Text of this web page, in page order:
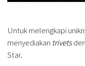
Untuk melengkapi
menyediakan trivets
Star.